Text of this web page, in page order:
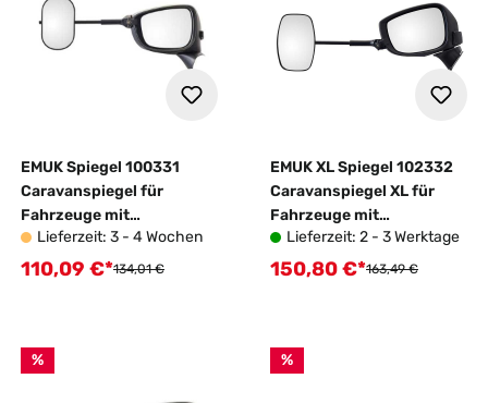
EMUK Spiegel 100331
Caravanspiegel für
Fahrzeuge mit
Wohnwagen
Lieferzeit: 3 - 4 Wochen
Verkaufspreis:
110,09 €*Regulärer Preis:
134,01 €
EMUK XL Spiegel 102332
Caravanspiegel XL für
Fahrzeuge mit
Wohnwagen
Lieferzeit: 2 - 3 Werktage
Verkaufspreis:
150,80 €*Regulärer Preis:
163,49 €
% %